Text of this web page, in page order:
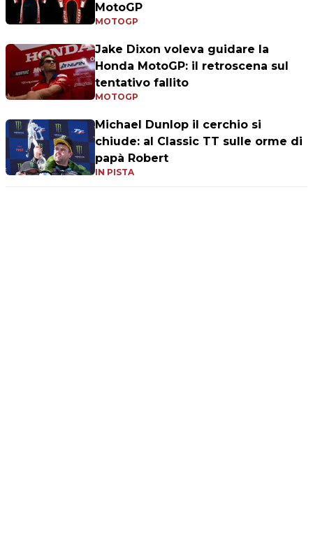
MotoGP
MOTOGP
Jake Dixon voleva guidare la
Honda MotoGP: il retroscena sul
tentativo fallito
MOTOGP
Michael Dunlop il cerchio si
chiude: al Classic TT sulle orme di
papà Robert
IN PISTA